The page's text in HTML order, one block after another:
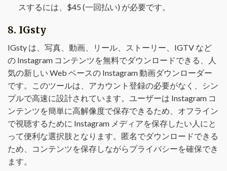
スするには、$45 (一回払い) が必要です。
8. IGsty
IGsty は、写真、動画、リール、ストーリー、IGTV など
の Instagram コンテンツを無料でダウンロードできる、人
気の新しい Web ベースの Instagram 動画ダウンローダー
です。このツールは、アカウント登録の必要がなく、シン
プルで高速に設計されています。ユーザーは Instagram コ
ンテンツを簡単に高解像度で保存できるため、オフライン
で視聴するために Instagram メディアを保存したい人にと
って便利な選択肢となります。匿名でダウンロードできる
ため、コンテンツを保存しながらプライバシーを確保でき
ます。